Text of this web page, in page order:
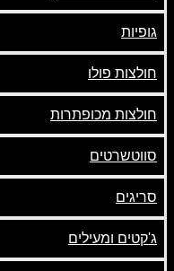
גופיות
חולצות פולו
חולצות מכופתרות
סווטשרטים
סריגים
ג'קטים ומעילים